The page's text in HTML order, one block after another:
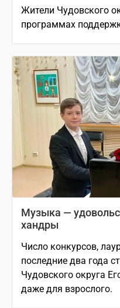
Жители Чудовского
программах
Музыка —
хандры
Число конкурсов,
последние два года
Чудовского округа
даже для взрослого.